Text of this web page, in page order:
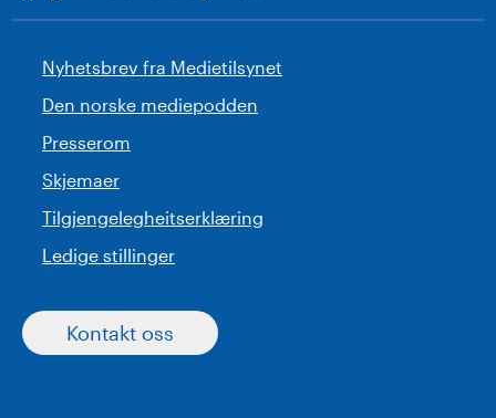
Nyhetsbrev fra Medietilsynet
Den norske mediepodden
Presserom
Skjemaer
Tilgjengelegheitserklæring
Ledige stillinger
Kontakt oss